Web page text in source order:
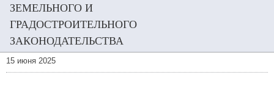
ЗЕМЕЛЬНОГО И
ГРАДОСТРОИТЕЛЬНОГО
ЗАКОНОДАТЕЛЬСТВА
15 июня 2025